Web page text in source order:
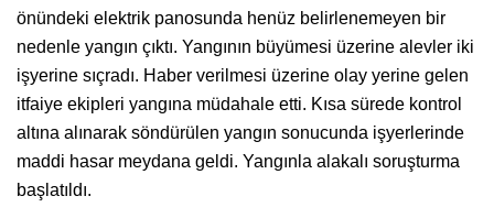
önündeki elektrik panosunda henüz belirlenemeyen bir
nedenle yangın çıktı. Yangının büyümesi üzerine alevler iki
işyerine sıçradı. Haber verilmesi üzerine olay yerine gelen
itfaiye ekipleri yangına müdahale etti. Kısa sürede kontrol
altına alınarak söndürülen yangın sonucunda işyerlerinde
maddi hasar meydana geldi. Yangınla alakalı soruşturma
başlatıldı.